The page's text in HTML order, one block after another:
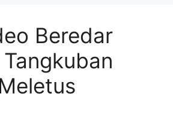
Beredar